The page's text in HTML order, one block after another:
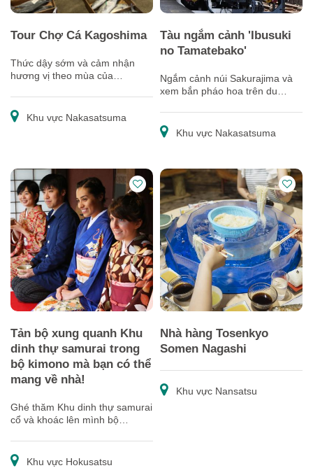
Tour Chợ Cá Kagoshima
Thức dậy sớm và cảm nhận
hương vị theo mùa của
Khu vực Nakasatsuma
Tàu ngắm cảnh 'Ibusuki
no Tamatebako'
Ngắm cảnh núi Sakurajima và
xem bắn pháo hoa trên du
Khu vực Nakasatsuma
Tản bộ xung quanh Khu
dinh thự samurai trong
bộ kimono mà bạn có thể
mang về nhà!
Ghé thăm Khu dinh thự samurai
cổ và khoác lên mình bộ
mang về nhà như một món quà
lưu niệmKhu vực Hokusatsu
Nhà hàng Tosenkyo
Somen Nagashi
Khu vực Nansatsu